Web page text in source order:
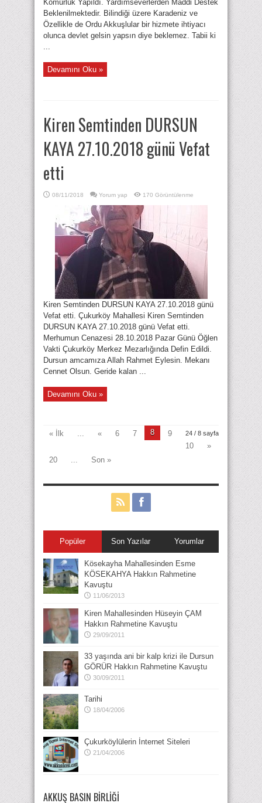
Kömürlük Yapıldı. Yardımseverlerden Maddi Destek
Beklenilmektedir. Bilindiği üzere Karadeniz ve
Özellikle de Ordu Akkuşlular bir hizmete ihtiyacı
olunca devlet gelsin yapsın diye beklemez. Tabii ki
...
Devamını Oku »
Kiren Semtinden DURSUN
KAYA 27.10.2018 günü Vefat
etti
08/11/2018 Yorum yap 170 Görüntülenme
Kiren Semtinden DURSUN KAYA 27.10.2018 günü
Vefat etti. Çukurköy Mahallesi Kiren Semtinden
DURSUN KAYA 27.10.2018 günü Vefat etti.
Merhumun Cenazesi 28.10.2018 Pazar Günü Öğlen
Vakti Çukurköy Merkez Mezarlığında Defin Edildi.
Dursun amcamıza Allah Rahmet Eylesin. Mekanı
Cennet Olsun. Geride kalan ...
Devamını Oku »
24 / 8 sayfa
« İlk ... « 6 7 8
9
10
»
20
... Son »
Popüler Son Yazılar Yorumlar
Kösekayha Mahallesinden Esme
KÖSEKAHYA Hakkın Rahmetine
Kavuştu
11/06/2013
Kiren Mahallesinden Hüseyin ÇAM
Hakkın Rahmetine Kavuştu
29/09/2011
33 yaşında ani bir kalp krizi ile Dursun
GÖRÜR Hakkın Rahmetine Kavuştu
30/09/2011
Tarihi
18/04/2006
Çukurköylülerin İnternet Siteleri
21/04/2006
AKKUŞ BASIN BIRLIĞI